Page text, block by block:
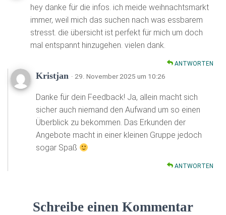
hey danke für die infos. ich meide weihnachtsmarkt
immer, weil mich das suchen nach was essbarem
stresst. die übersicht ist perfekt für mich um doch
mal entspannt hinzugehen. vielen dank.
ANTWORTEN
Kristjan · 29. November 2025 um 10:26
Danke für dein Feedback! Ja, allein macht sich
sicher auch niemand den Aufwand um so einen
Überblick zu bekommen. Das Erkunden der
Angebote macht in einer kleinen Gruppe jedoch
sogar Spaß
ANTWORTEN
Schreibe einen Kommentar